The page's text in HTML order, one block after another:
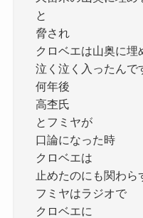
と
脅され
クロベエは山奥に埋
泣く泣く入ったんで
何年後
高杢氏
とフミヤが
口論になった時
クロベエは
止めたのにも関わら
フミヤはラジオで
クロベエに